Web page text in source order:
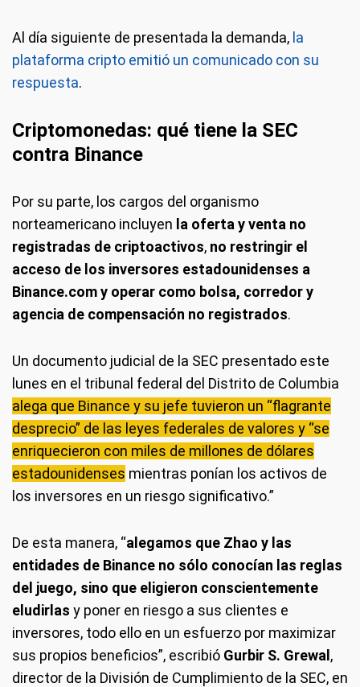
Al día siguiente de presentada la demanda, la
plataforma cripto emitió un comunicado con su
respuesta.
Criptomonedas: qué tiene la SEC
contra Binance
Por su parte, los cargos del organismo
norteamericano incluyen la oferta y venta no
registradas de criptoactivos, no restringir el
acceso de los inversores estadounidenses a
Binance.com y operar como bolsa, corredor y
agencia de compensación no registrados.
Un documento judicial de la SEC presentado este
lunes en el tribunal federal del Distrito de Columbia
alega que Binance y su jefe tuvieron un “flagrante
desprecio” de las leyes federales de valores y “se
enriquecieron con miles de millones de dólares
estadounidenses mientras ponían los activos de
los inversores en un riesgo significativo.”
De esta manera, “alegamos que Zhao y las
entidades de Binance no sólo conocían las reglas
del juego, sino que eligieron conscientemente
eludirlas y poner en riesgo a sus clientes e
inversores, todo ello en un esfuerzo por maximizar
sus propios beneficios”, escribió Gurbir S. Grewal,
director de la División de Cumplimiento de la SEC, en